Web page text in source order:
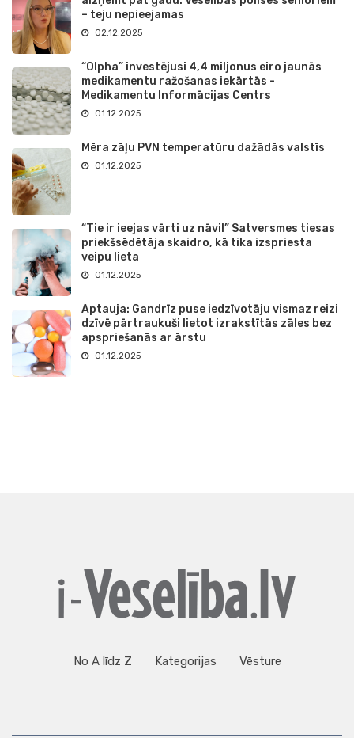
– teju nepieejamas
02.12.2025
“Olpha” investējusi 4,4 miljonus eiro jaunās
medikamentu ražošanas iekārtās -
Medikamentu Informācijas Centrs
01.12.2025
Mēra zāļu PVN temperatūru dažādās valstīs
01.12.2025
“Tie ir ieejas vārti uz nāvi!” Satversmes tiesas
priekšsēdētāja skaidro, kā tika izspriesta
veipu lieta
01.12.2025
Aptauja: Gandrīz puse iedzīvotāju vismaz reizi
dzīvē pārtraukuši lietot izrakstītās zāles bez
apspriešanās ar ārstu
01.12.2025
No A līdz Z Kategorijas Vēsture